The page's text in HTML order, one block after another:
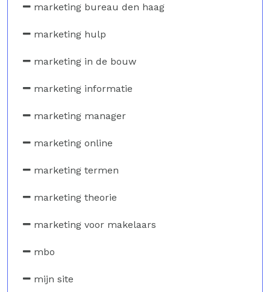
marketing bureau den haag
marketing hulp
marketing in de bouw
marketing informatie
marketing manager
marketing online
marketing termen
marketing theorie
marketing voor makelaars
mbo
mijn site